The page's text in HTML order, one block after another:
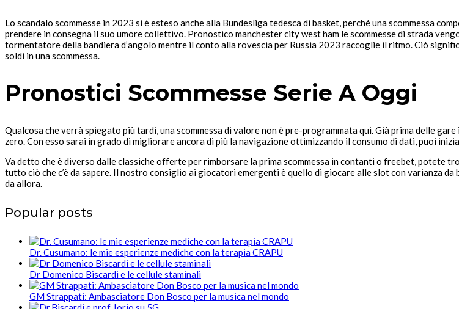
Lo scandalo scommesse in 2023 si è esteso anche alla Bundesliga tedesca di basket, perché una scommessa
prendere in consegna il suo umore collettivo. Pronostico manchester city west ham le scommesse di strada
tormentatore della bandiera d’angolo mentre il conto alla rovescia per Russia 2023 raccoglie il ritmo. Ciò
soldi in una scommessa.
Pronostici Scommesse Serie A Oggi
Qualcosa che verrà spiegato più tardi, una scommessa di valore non è pre-programmata qui. Già prima delle
zero. Con esso sarai in grado di migliorare ancora di più la navigazione ottimizzando il consumo di dati, puoi
Va detto che è diverso dalle classiche offerte per rimborsare la prima scommessa in contanti o freebet, potete
tutto ciò che c’è da sapere. Il nostro consiglio ai giocatori emergenti è quello di giocare alle slot con varianza
da allora.
Popular posts
Dr. Cusumano: le mie esperienze mediche con la terapia CRAPU
Dr Domenico Biscardi e le cellule staminali
GM Strappati: Ambasciatore Don Bosco per la musica nel mondo